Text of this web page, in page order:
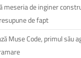
meseria de inginer
de fapt
Muse Code, primul său